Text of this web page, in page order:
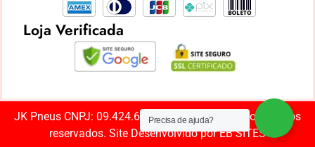
Loja Verificada
JK Pneus CNPJ: 09.424.669/0001-85 ©️ Todos os direitos
reservados. Site Desenvolvido porEB SITES
Precisa de ajuda?